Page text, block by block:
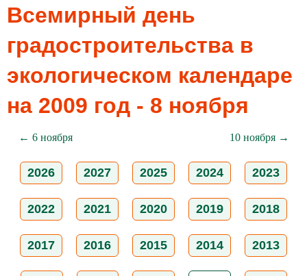
Всемирный день
градостроительства в
экологическом календаре
на 2009 год - 8 ноября
← 6 ноября 10 ноября →
2026 2027 2025 2024 2023
2022 2021 2020 2019 2018
2017 2016 2015 2014 2013